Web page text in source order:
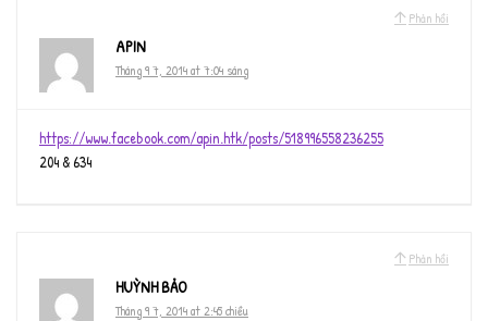
Phản hồi
APIN
Tháng 9 7, 2014 at 7:04 sáng
https://www.facebook.com/apin.htk/posts/518996558236255
204 & 634
Phản hồi
HUỲNH BẢO
Tháng 9 7, 2014 at 2:45 chiều